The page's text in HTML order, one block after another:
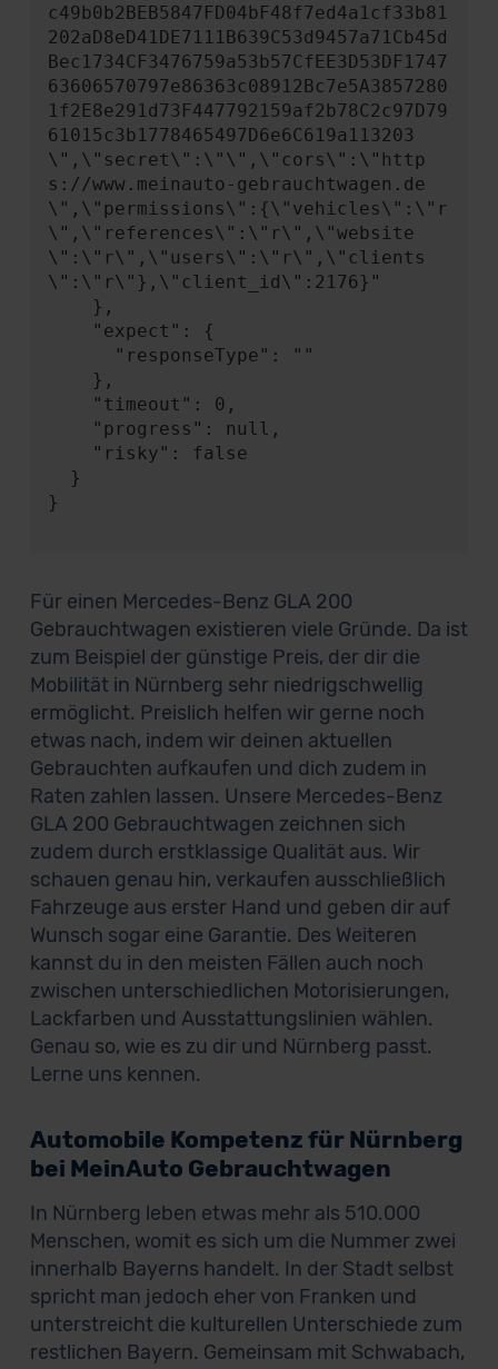
c49b0b2BEB5847FD04bF48f7ed4a1cf33b81
202aD8eD41DE7111B639C53d9457a71Cb45d
Bec1734CF3476759a53b57CfEE3D53DF1747
63606570797e86363c08912Bc7e5A3857280
1f2E8e291d73F447792159af2b78C2c97D79
61015c3b1778465497D6e6C619a113203
\",\"secret\":\"\",\"cors\":\"http
s://www.meinauto-gebrauchtwagen.de
\",\"permissions\":{\"vehicles\":\"r
\",\"references\":\"r\",\"website
\":\"r\",\"users\":\"r\",\"clients
\":\"r\"},\"client_id\":2176}"
}
Für einen Mercedes-Benz GLA 200
Gebrauchtwagen existieren viele Gründe. Da ist
zum Beispiel der günstige Preis, der dir die
Mobilität in Nürnberg sehr niedrigschwellig
ermöglicht. Preislich helfen wir gerne noch
etwas nach, indem wir deinen aktuellen
Gebrauchten aufkaufen und dich zudem in
Raten zahlen lassen. Unsere Mercedes-Benz
GLA 200 Gebrauchtwagen zeichnen sich
zudem durch erstklassige Qualität aus. Wir
schauen genau hin, verkaufen ausschließlich
Fahrzeuge aus erster Hand und geben dir auf
Wunsch sogar eine Garantie. Des Weiteren
kannst du in den meisten Fällen auch noch
zwischen unterschiedlichen Motorisierungen,
Lackfarben und Ausstattungslinien wählen.
Genau so, wie es zu dir und Nürnberg passt.
Lerne uns kennen.
Automobile Kompetenz für Nürnberg
bei MeinAuto Gebrauchtwagen
In Nürnberg leben etwas mehr als 510.000
Menschen, womit es sich um die Nummer zwei
innerhalb Bayerns handelt. In der Stadt selbst
spricht man jedoch eher von Franken und
unterstreicht die kulturellen Unterschiede zum
restlichen Bayern. Gemeinsam mit Schwabach,